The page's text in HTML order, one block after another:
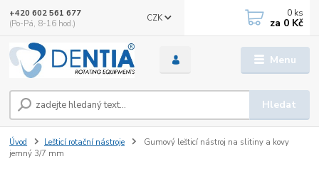
Menu
CZK
Hledat
+420 602 561 677
(Po-Pá, 8-16 hod.)
0 ks
za 0 Kč
Úvod Lešticí rotační nástroje
Gumový lešticí nástroj na slitiny a kovy
jemný 3/7 mm